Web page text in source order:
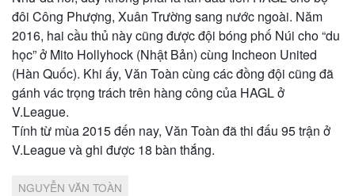
đôi Công Phượng, Xuân Trường sang nước ngoài. Năm
2016, hai cầu thủ này cũng được đội bóng phố Núi cho “du
học” ở Mito Hollyhock (Nhật Bản) cùng Incheon United
(Hàn Quốc). Khi ấy, Văn Toàn cùng các đồng đội cũng đã
gánh vác trọng trách trên hàng công của HAGL ở
V.League.
Tính từ mùa 2015 đến nay, Văn Toàn đã thi đấu 95 trận ở
V.League và ghi được 18 bàn thắng.
NGUYỄN VĂN TOÀN